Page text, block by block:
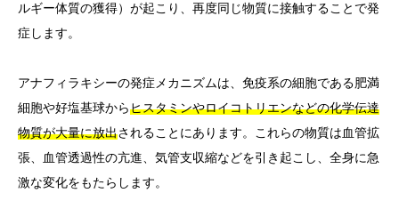
ルギー体質の獲得）が起こり、再度同じ物質に接触することで発
症します。
アナフィラキシーの発症メカニズムは、免疫系の細胞である肥満
細胞や好塩基球からヒスタミンやロイコトリエンなどの化学伝達
物質が大量に放出されることにあります。これらの物質は血管拡
張、血管透過性の亢進、気管支収縮などを引き起こし、全身に急
激な変化をもたらします。